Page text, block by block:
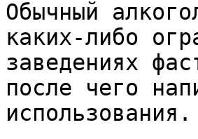
Обычный
каких-либо
заведениях
после чего
использования.